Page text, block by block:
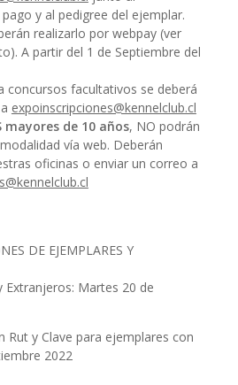
y al pedigree del ejemplar.
realizarlo por webpay (ver
A partir del 1 de Septiembre del
concursos facultativos se deberá
expoinscripciones@kennelclub.cl
mayores de 10 años, NO podrán
vía web. Deberán
oficinas o enviar un correo a
DE EJEMPLARES Y
Extranjeros: Martes 20 de
Rut y Clave para ejemplares con
2022